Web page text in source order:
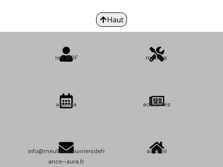
Haut
les MOF métiers
agenda actualités
info@meulleursouvriersdefr
ance–aura.fr
accueil